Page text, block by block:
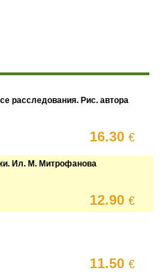
расследования. Рис. автора
16.30€
Ил. М. Митрофанова
12.90€
11.50€